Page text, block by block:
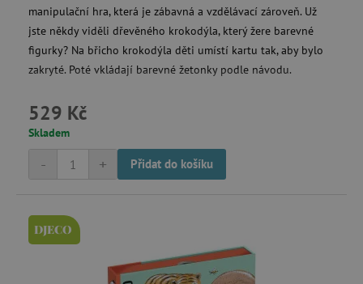
Výprodej -15 %
Výprodej -30 %
manipulační hra, která je zábavná a vzdělávací zároveň. Už
jste někdy viděli dřevěného krokodýla, který žere barevné
figurky? Na břicho krokodýla děti umístí kartu tak, aby bylo
zakryté. Poté vkládají barevné žetonky podle návodu.
529 Kč
Skladem
+
- Přidat do košíku
DJECO